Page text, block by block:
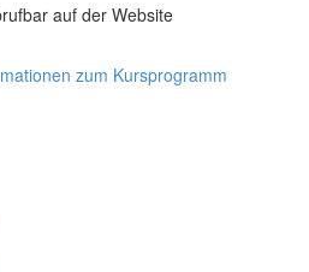
auf der Website
zum Kursprogramm